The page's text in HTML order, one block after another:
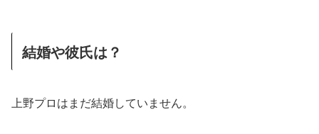
結婚や彼氏は？
上野プロはまだ結婚していません。